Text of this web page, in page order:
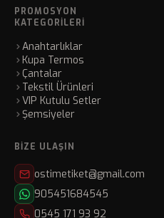
PROMOSYON
KATEGORILERI
Anahtarlıklar
Kupa Termos
Çantalar
Tekstil Ürünleri
VIP Kutulu Setler
Şemsiyeler
BIZE ULAŞIN
ostimetiket@gmail.com
905451684545
0545 171 93 92